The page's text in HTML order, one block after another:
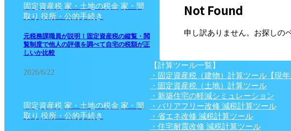
Not Found
申し訳ありません。お探しの
固定資産税 家・土地の税金 家・間
取り 役所・公的手続き
元税務課職員が説明！固定資産税の縦覧・閲
覧制度で他人の評価を調べて自宅の税額が正
しいか比較
2026/6/22
固定資産税 家・土地の税金 家・間
取り 役所・公的手続き
【計算ツール一覧】
・固定資産税（建物）計算ツール【現年
・固定資産税（土地）計算ツール
・新築住宅の軽減シミュレーション
・バリアフリー改修 減税計算ツール
・省エネ改修 減税計算ツール
・住宅耐震改修 減税計算ツール